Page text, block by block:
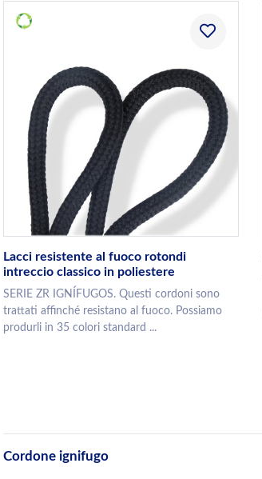
Lacci resistente al fuoco rotondi
intreccio classico in poliestere
SERIE ZR IGNÍFUGOS. Questi cordoni sono
trattati affinché resistano al fuoco. Possiamo
produrli in 35 colori standard ...
Cordone ignifugo